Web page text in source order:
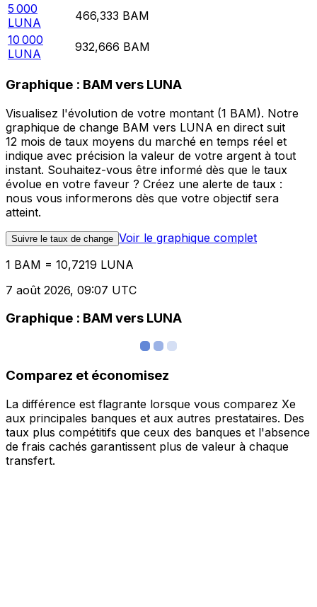
5 000
LUNA
466,333 BAM
10 000
LUNA
932,666 BAM
Graphique : BAM vers LUNA
Visualisez l'évolution de votre montant (1 BAM). Notre
graphique de change BAM vers LUNA en direct suit
12 mois de taux moyens du marché en temps réel et
indique avec précision la valeur de votre argent à tout
instant. Souhaitez-vous être informé dès que le taux
évolue en votre faveur ? Créez une alerte de taux :
nous vous informerons dès que votre objectif sera
atteint.
Suivre le taux de change Voir le graphique complet
1 BAM = 10,7219 LUNA
7 août 2026, 09:07 UTC
Graphique : BAM vers LUNA
Comparez et économisez
La différence est flagrante lorsque vous comparez Xe
aux principales banques et aux autres prestataires. Des
taux plus compétitifs que ceux des banques et l'absence
de frais cachés garantissent plus de valeur à chaque
transfert.